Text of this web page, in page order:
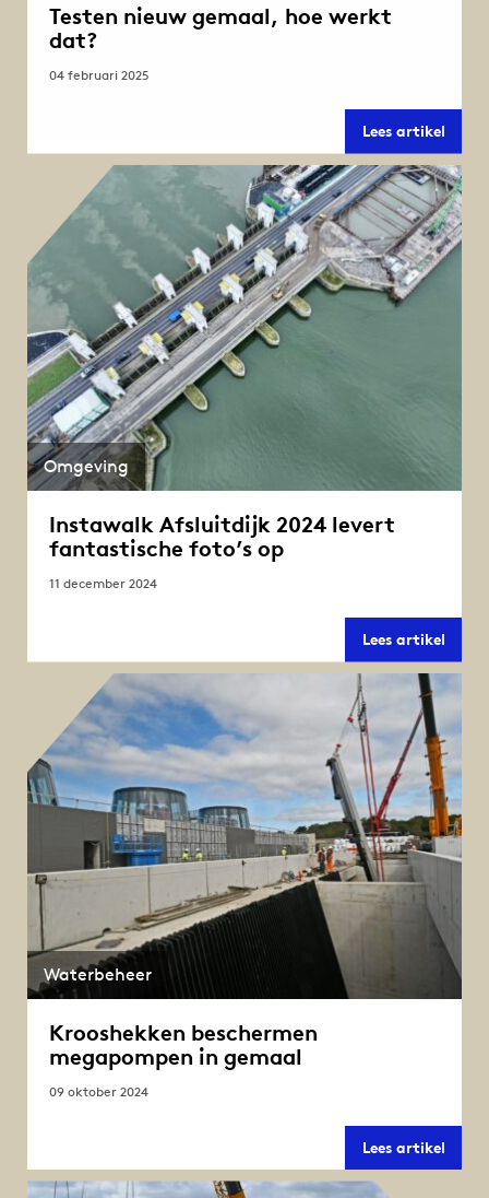
Testen nieuw gemaal, hoe werkt
dat?
04 februari 2025
Lees artikel
hoe
werkt
dat?
Instawalk Afsluitdijk 2024 levert
fantastische foto’s op
11 december 2024
Lees artikel
2024
foto’s
op
Omgeving
Krooshekken beschermen
megapompen in gemaal
09 oktober 2024
Lees artikel
Waterbeheer